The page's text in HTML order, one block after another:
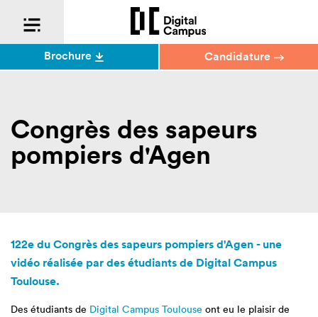
Congrès des sapeurs
pompiers d'Agen
122e du Congrès des sapeurs pompiers d'Agen - une
vidéo réalisée par des étudiants de Digital Campus
Toulouse.
Des étudiants de Digital Campus Toulouse ont eu le plaisir de
Brochure Candidature